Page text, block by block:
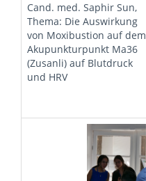
Cand. med. Saphir Sun,
Thema: Die Auswirkung
von Moxibustion auf dem
Akupunkturpunkt Ma36
(Zusanli) auf Blutdruck
und HRV